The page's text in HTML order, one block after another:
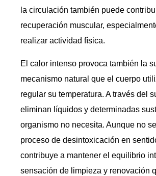
la circulación también puede
recuperación muscular,
realizar actividad física.
El calor intenso provoca también la
mecanismo natural que el cuerpo
regular su temperatura. A través del
eliminan líquidos y determinadas
organismo no necesita. Aunque no
proceso de desintoxicación en
contribuye a mantener el equilibrio
sensación de limpieza y renovación